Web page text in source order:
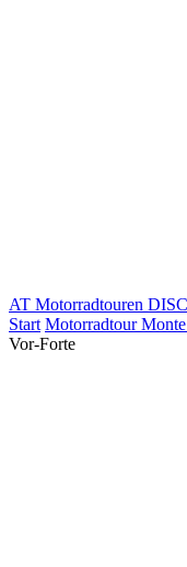
AT Motorradtouren
Start Motorradtour
Vor-Forte